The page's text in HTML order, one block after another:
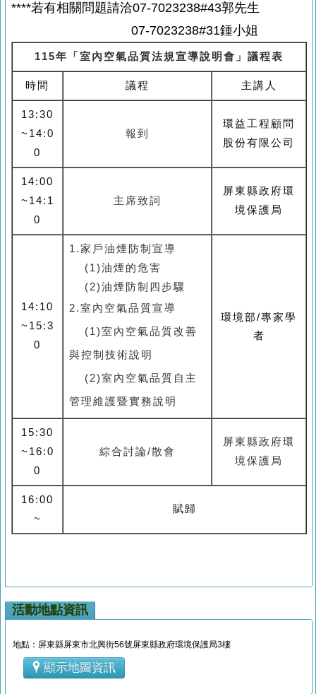
****若有相關問題請洽07-7023238#43郭先生
07-7023238#31鍾小姐
115年「室內空氣品質法規宣導說明會」議程表
時間 議程 主講人
13:30
~14:0
0
報到
環益工程顧問
股份有限公司
14:00
~14:1
0
主席致詞
屏東縣政府環
境保護局
14:10
~15:3
0
1.家戶油煙防制宣導
(1)油煙的危害
(2)油煙防制四步驟
2.室內空氣品質宣導
(1)室內空氣品質改善
與控制技術說明
(2)室內空氣品質自主
管理維護暨實務說明
環境部/專家學
者
15:30
~16:0
0
綜合討論/散會
屏東縣政府環
境保護局
16:00
~
賦歸
活動地點資訊
地點：屏東縣屏東市北興街56號屏東縣政府環境保護局3樓
顯示地圖資訊